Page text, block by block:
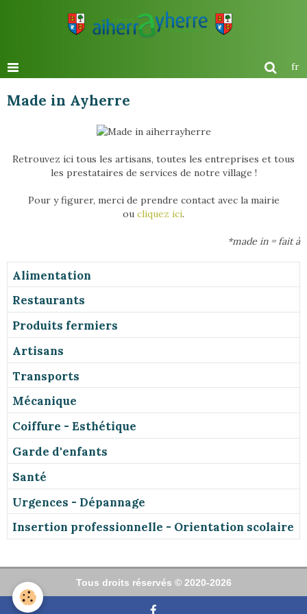
fr
Made in Ayherre
Retrouvez ici tous les artisans, toutes les entreprises et tous
les prestataires de services de notre village !
Pour y figurer, merci de prendre contact avec la mairie
ou cliquez ici.
*made in = fait à
Alimentation
Restaurants
Produits fermiers
Artisans
Transports
Mécanique
Coiffure - Esthétique
Garde d'enfants
Santé
Urgences - Dépannage
Insertion professionnelle - Orientation scolaire
Tous droits réservés © 2020-2026